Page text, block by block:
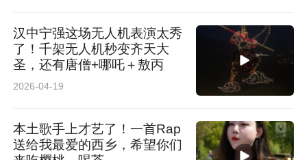
汉中宁强这场无人机表演太秀
了！千架无人机秒变齐天大
圣，还有唐僧+哪吒＋敖丙
2026-04-19
本土歌手上才艺了！一首Rap
送给我最爱的西乡，希望你们